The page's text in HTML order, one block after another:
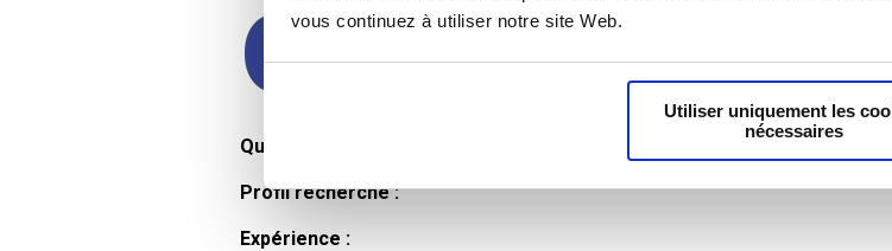
vous continuez à utiliser notre site Web.
Utiliser uniquement les
nécessaires
candidat
Qualifications et diplômes :
Profil recherché :
Expérience :